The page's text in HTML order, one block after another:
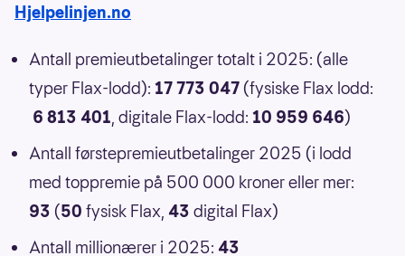
Hjelpelinjen.no
Antall premieutbetalinger totalt i 2025: (alle
typer Flax-lodd): 17 773 047 (fysiske Flax lodd:
6 813 401, digitale Flax-lodd: 10 959 646)
Antall førstepremieutbetalinger 2025 (i lodd
med toppremie på 500 000 kroner eller mer:
93 (50 fysisk Flax, 43 digital Flax)
Antall millionærer i 2025: 43